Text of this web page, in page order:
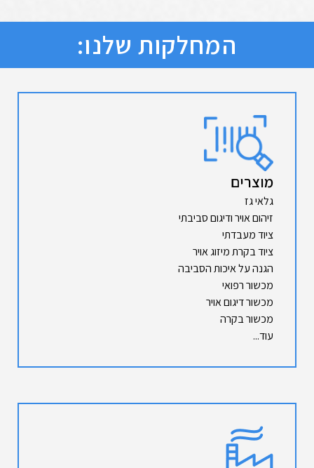
המחלקות שלנו:
מוצרים
גלאי גז
זיהום אויר ודיגום סביבתי
ציוד מעבדתי
ציוד בקרת מיזוג אויר
הגנה על איכות הסביבה
מכשור רפואי
מכשור דיגום אויר
מכשור בקרה
עוד...